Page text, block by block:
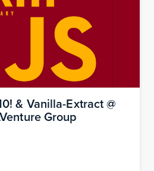
& Vanilla-Extract @
Group